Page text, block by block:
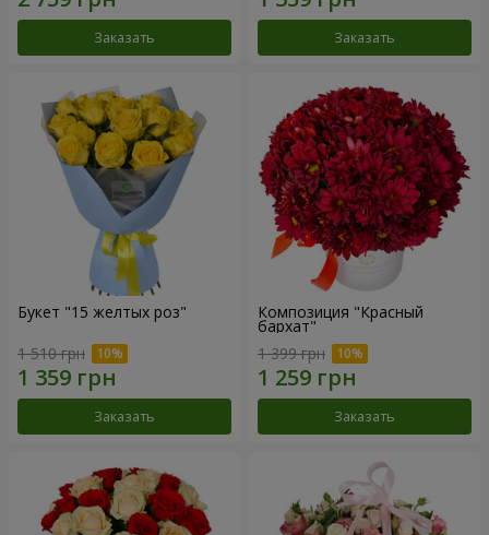
Заказать Заказать
Букет "15 желтых роз"
1 510 грн
Заказать
Композиция "Красный
бархат"
1 399 грн
Заказать